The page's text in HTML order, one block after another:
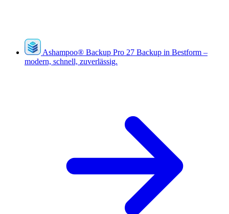
Ashampoo® Backup Pro 27 Backup in Bestform –
modern, schnell, zuverlässig.